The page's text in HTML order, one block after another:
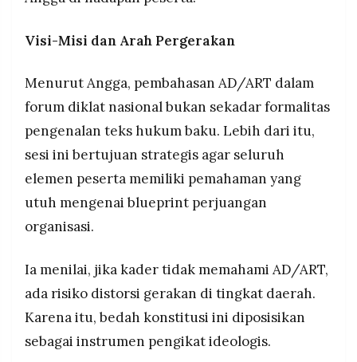
Visi-Misi dan Arah Pergerakan
Menurut Angga, pembahasan AD/ART dalam
forum diklat nasional bukan sekadar formalitas
pengenalan teks hukum baku. Lebih dari itu,
sesi ini bertujuan strategis agar seluruh
elemen peserta memiliki pemahaman yang
utuh mengenai blueprint perjuangan
organisasi.
Ia menilai, jika kader tidak memahami AD/ART,
ada risiko distorsi gerakan di tingkat daerah.
Karena itu, bedah konstitusi ini diposisikan
sebagai instrumen pengikat ideologis.